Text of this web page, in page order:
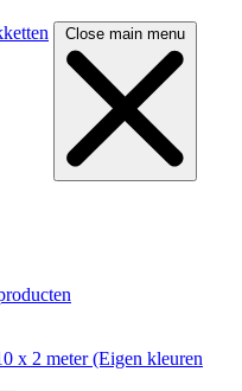
Close main menu
x 2 meter (Eigen kleuren